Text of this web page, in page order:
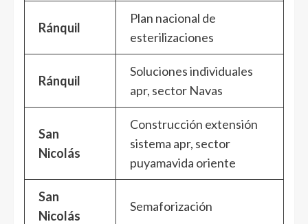
Ránquil
Plan nacional de
esterilizaciones
Ránquil
Soluciones individuales
apr, sector Navas
San
Nicolás
Construcción extensión
sistema apr, sector
puyamavida oriente
San
Nicolás
Semaforización